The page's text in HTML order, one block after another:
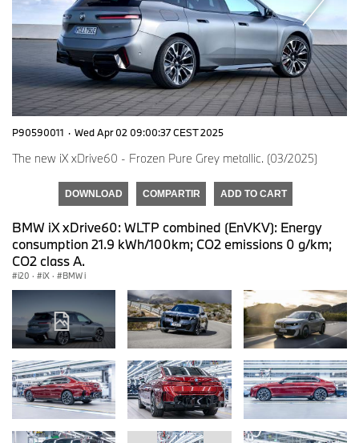
P90590011 · Wed Apr 02 09:00:37 CEST 2025
The new iX xDrive60 - Frozen Pure Grey metallic. (03/2025)
DOWNLOAD COMPARTIR ADD TO CART
BMW iX xDrive60: WLTP combined (EnVKV): Energy
consumption 21.9 kWh/100km; CO2 emissions 0 g/km;
CO2 class A.
i20 · iX · BMW i